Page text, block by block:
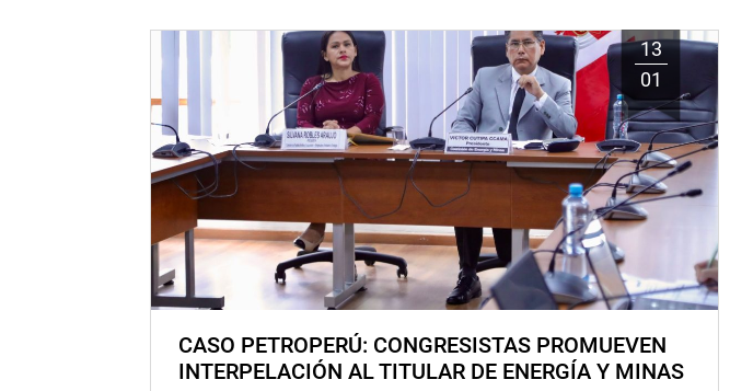
13
01
CASO PETROPERÚ: CONGRESISTAS PROMUEVEN
INTERPELACIÓN AL TITULAR DE ENERGÍA Y MINAS